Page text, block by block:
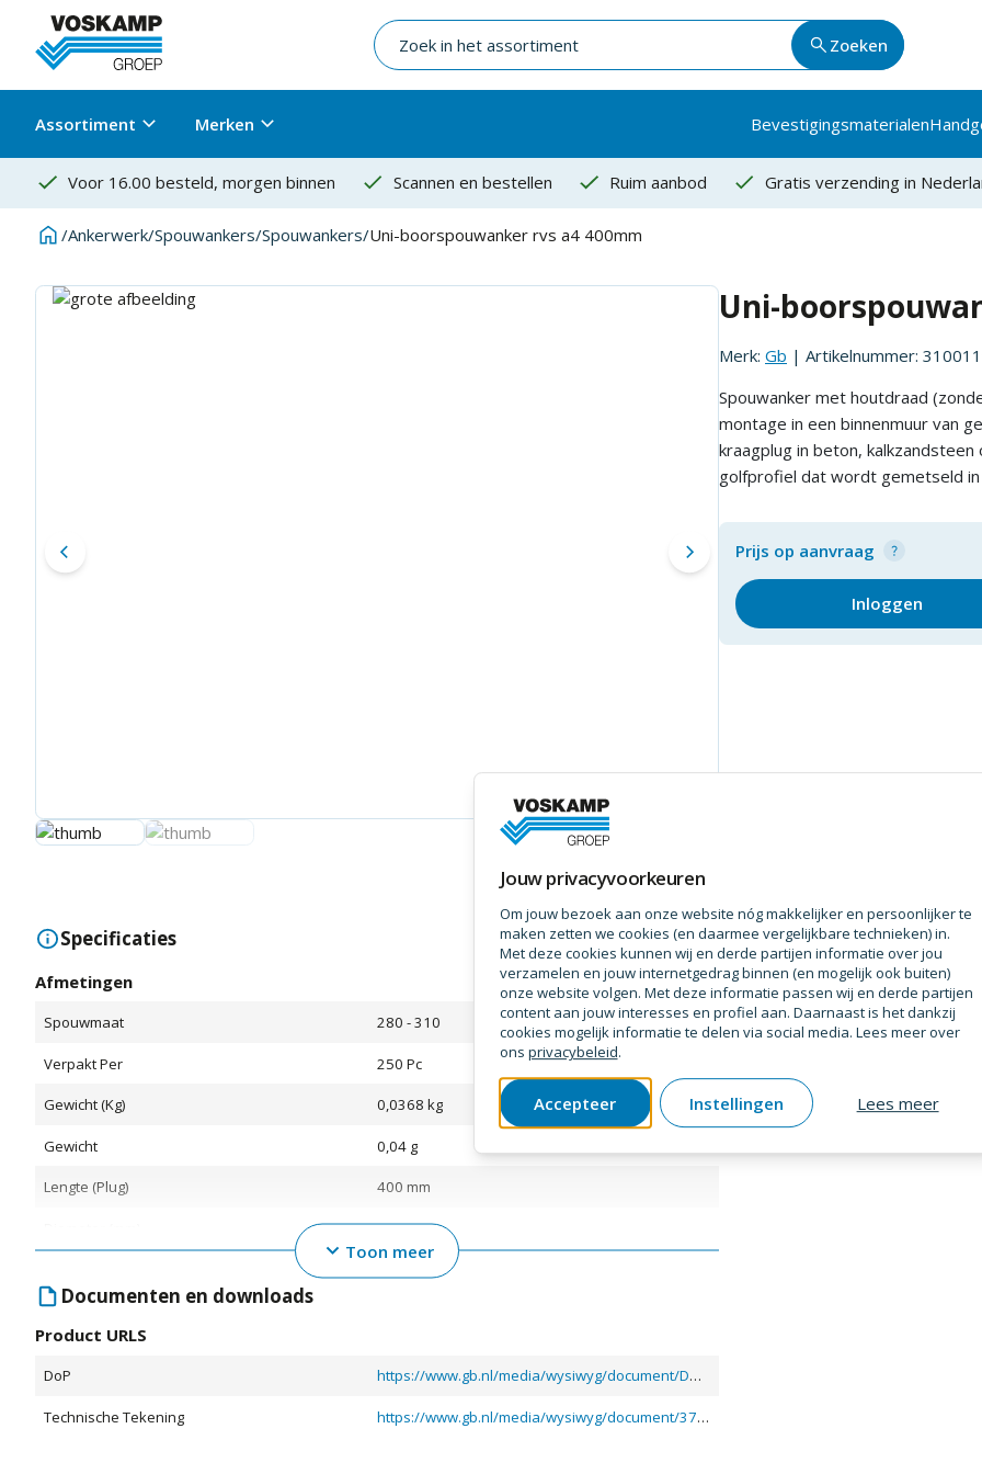
Zoeken
Assortiment Merken Bevestigingsmaterialen
Voor 16.00 besteld, morgen binnen Scannen en bestellen Ruim aanbod Gratis verzending in
/Ankerwerk/Spouwankers/Spouwankers/Uni-boorspouwanker rvs a4 400mm
Uni-
Merk: Gb | Artikelnummer:
Spouwanker met houtdraad
montage in een binnenmuur van
kraagplug in beton,
golfprofiel dat wordt gemetseld
Prijs op aanvraag
Inloggen
Specificaties
Afmetingen
Spouwmaat 280 - 310
Verpakt Per 250 Pc
Gewicht (Kg) 0,0368 kg
Gewicht 0,04 g
Lengte (Plug) 400 mm
4
Bewerking
Materiaal
Kwaliteit (Materiaal) A4
Verpakking Doos
Toon meer
Documenten en downloads
Product URLS
DoP https://www.gb.nl/media/wysiwyg/document/DOP-GB-37440-WT-NL.pdf
Technische Tekening https://www.gb.nl/media/wysiwyg/document/37440.PDF
Jouw privacyvoorkeuren
Om jouw bezoek aan onze website nóg makkelijker en persoonlijker te
maken zetten we cookies (en daarmee vergelijkbare technieken) in.
Met deze cookies kunnen wij en derde partijen informatie over jou
verzamelen en jouw internetgedrag binnen (en mogelijk ook buiten)
onze website volgen. Met deze informatie passen wij en derde partijen
content aan jouw interesses en profiel aan. Daarnaast is het dankzij
cookies mogelijk informatie te delen via social media. Lees meer over
ons privacybeleid.
Accepteer Instellingen Lees meer